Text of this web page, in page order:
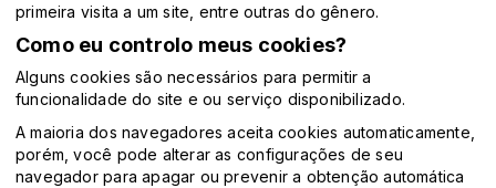
primeira visita a um site, entre outras do gênero.
Como eu controlo meus cookies?
Alguns cookies são necessários para permitir a
funcionalidade do site e ou serviço disponibilizado.
A maioria dos navegadores aceita cookies automaticamente,
porém, você pode alterar as configurações de seu
navegador para apagar ou prevenir a obtenção automática